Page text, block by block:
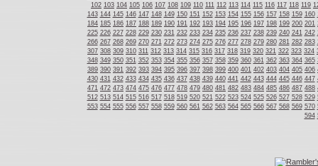
102 103 104 105 106 107 108 109 110 111 112 113 114 115 116 117 118 119
143 144 145 146 147 148 149 150 151 152 153 154 155 156 157 158 159 160
184 185 186 187 188 189 190 191 192 193 194 195 196 197 198 199 200 201
225 226 227 228 229 230 231 232 233 234 235 236 237 238 239 240 241 242
266 267 268 269 270 271 272 273 274 275 276 277 278 279 280 281 282 283
307 308 309 310 311 312 313 314 315 316 317 318 319 320 321 322 323 324
348 349 350 351 352 353 354 355 356 357 358 359 360 361 362 363 364 365
389 390 391 392 393 394 395 396 397 398 399 400 401 402 403 404 405 406
430 431 432 433 434 435 436 437 438 439 440 441 442 443 444 445 446 447
471 472 473 474 475 476 477 478 479 480 481 482 483 484 485 486 487 488
512 513 514 515 516 517 518 519 520 521 522 523 524 525 526 527 528 529
553 554 555 556 557 558 559 560 561 562 563 564 565 566 567 568 569 570
594